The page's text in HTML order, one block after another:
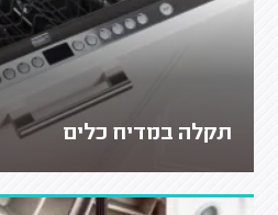
תקלה במדיח כלים